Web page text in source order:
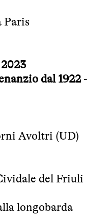
Paris
dal 1922 -
Avoltri (UD)
del Friuli
longobarda